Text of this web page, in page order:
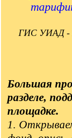
ГИС УИАД -
Большая
разделе,
площадке.
1.